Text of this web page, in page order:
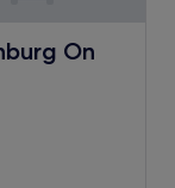
On
The River